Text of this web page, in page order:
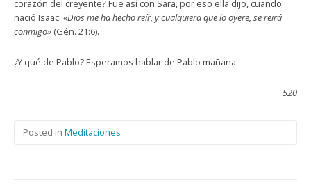
corazón del creyente? Fue así con Sara, por eso ella dijo, cuando
nació Isaac: «Dios me ha hecho reír, y cualquiera que lo oyere, se reirá
conmigo» (Gén. 21:6).
¿Y qué de Pablo? Esperamos hablar de Pablo mañana.
520
Posted in Meditaciones